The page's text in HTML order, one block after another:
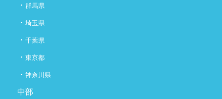
・ 群馬県
・ 埼玉県
・ 千葉県
・ 東京都
・ 神奈川県
中部